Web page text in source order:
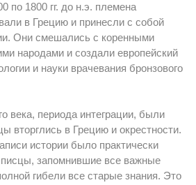
по 1800 гг. до н.э. племена
в Грецию и принесли с собой
Они смешались с коренными
народами и создали европейский
и науки врачевания бронзового
века, периода интеграции, были
вторглись в Грецию и окрестности.
истории было практически
запомнившие все важные
гибели все старые знания. Это